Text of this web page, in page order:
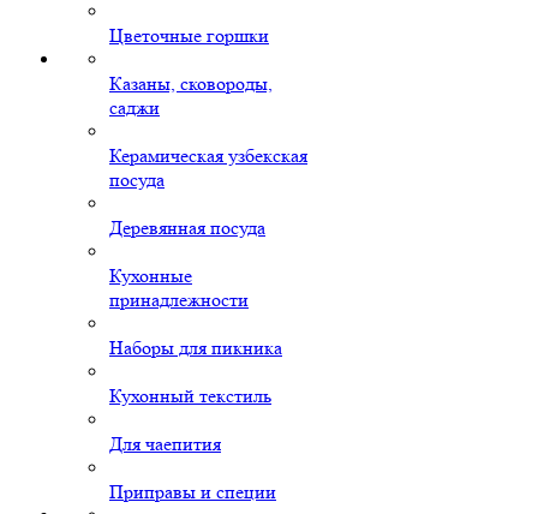
Цветочные горшки
Казаны, сковороды,
саджи
Керамическая узбекская
посуда
Деревянная посуда
Кухонные
принадлежности
Наборы для пикника
Кухонный текстиль
Для чаепития
Приправы и специи